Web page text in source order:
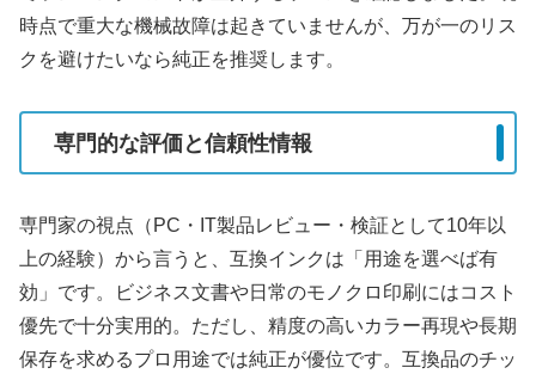
時点で重大な機械故障は起きていませんが、万が一のリス
クを避けたいなら純正を推奨します。
専門的な評価と信頼性情報
専門家の視点（PC・IT製品レビュー・検証として10年以
上の経験）から言うと、互換インクは「用途を選べば有
効」です。ビジネス文書や日常のモノクロ印刷にはコスト
優先で十分実用的。ただし、精度の高いカラー再現や長期
保存を求めるプロ用途では純正が優位です。互換品のチッ